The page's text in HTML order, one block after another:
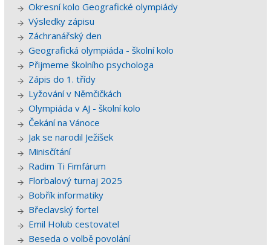
Okresní kolo Geografické olympiády
Výsledky zápisu
Záchranářský den
Geografická olympiáda - školní kolo
Přijmeme školního psychologa
Zápis do 1. třídy
Lyžování v Němčičkách
Olympiáda v AJ - školní kolo
Čekání na Vánoce
Jak se narodil Ježíšek
Minisčítání
Radim Ti Fimfárum
Florbalový turnaj 2025
Bobřík informatiky
Břeclavský fortel
Emil Holub cestovatel
Beseda o volbě povolání